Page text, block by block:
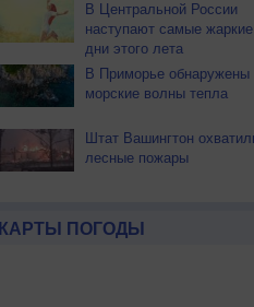
В Центральной России
наступают самые жаркие
дни этого лета
В Приморье обнаружены
морские волны тепла
Штат Вашингтон
лесные пожары
КАРТЫ ПОГОДЫ